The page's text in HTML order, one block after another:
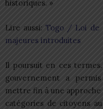
historiques. »
Lire aussi:Togo / Loi de
majeures introduites
Il poursuit en ces
gouvernement a
mettre fin à une
catégories de citoyens